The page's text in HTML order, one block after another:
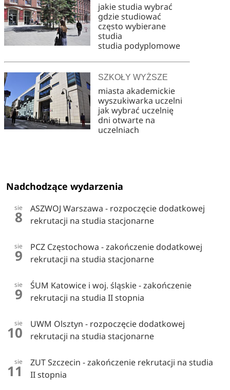
jakie studia wybrać
gdzie studiować
często wybierane
studia
studia podyplomowe
SZKOŁY WYŻSZE
miasta akademickie
wyszukiwarka uczelni
jak wybrać uczelnię
dni otwarte na
uczelniach
Nadchodzące wydarzenia
sie
8
ASZWOJ Warszawa - rozpoczęcie dodatkowej
rekrutacji na studia stacjonarne
sie
9
PCZ Częstochowa - zakończenie dodatkowej
rekrutacji na studia stacjonarne
sie
9
ŚUM Katowice i woj. śląskie - zakończenie
rekrutacji na studia II stopnia
sie
10
UWM Olsztyn - rozpoczęcie dodatkowej
rekrutacji na studia stacjonarne
sie
11
ZUT Szczecin - zakończenie rekrutacji na studia
II stopnia